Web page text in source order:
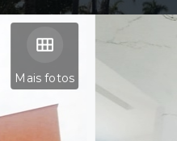
Mais fotos